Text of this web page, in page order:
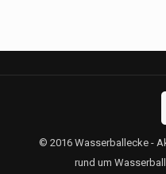
© 2016 Wasserballecke -
rund um